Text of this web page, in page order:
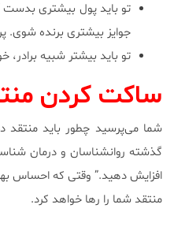
تو باید پول بیشتری
جوایز بیشتری برنده شوی.
تو باید بیشتر شبیه برادر،
ساکت کردن
شما می‌پرسید چطور باید منتقد
گذشته روانشناسان و درمان
افزایش دهید.” وقتی که احساس
منتقد شما را رها خواهد کرد.